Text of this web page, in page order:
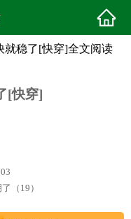
就稳了[快穿]全文阅读
[快穿]
（19）